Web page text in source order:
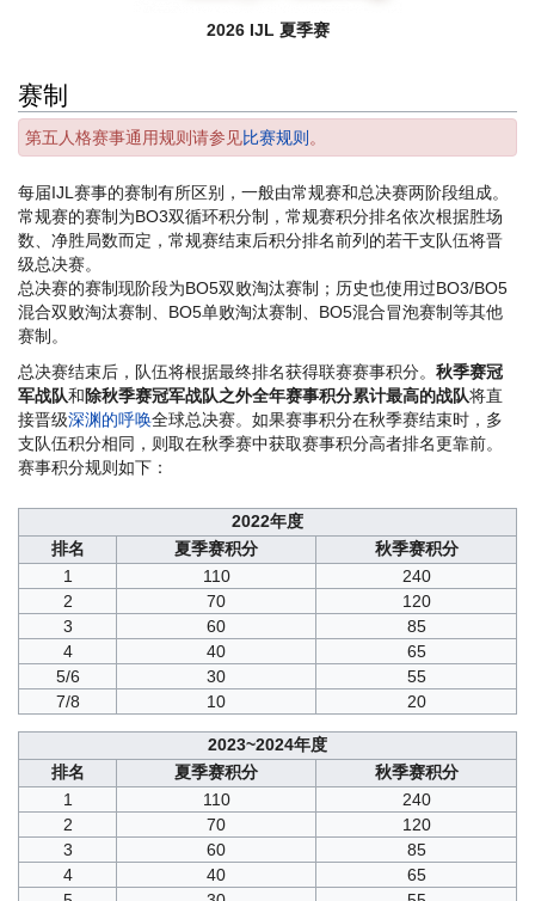
2026 IJL 夏季赛
赛制
第五人格赛事通用规则请参见比赛规则 。
每届IJL赛事的赛制有所区别，一般由常规赛和总决赛两阶段组成。
常规赛的赛制为BO3双循环积分制，常规赛积分排名依次根据胜场
数、净胜局数而定，常规赛结束后积分排名前列的若干支队伍将晋
级总决赛。
总决赛的赛制现阶段为BO5双败淘汰赛制；历史也使用过BO3/BO5
混合双败淘汰赛制、BO5单败淘汰赛制、BO5混合冒泡赛制等其他
赛制。
总决赛结束后，队伍将根据最终排名获得联赛赛事积分。 秋季赛冠
军战队和除秋季赛冠军战队之外全年赛事积分累计最高的战队将直
接晋级深渊的呼唤全球总决赛。如果赛事积分在秋季赛结束时，多
支队伍积分相同，则取在秋季赛中获取赛事积分高者排名更靠前。
赛事积分规则如下：
2022年度
排名
夏季赛积分
秋季赛积分
1
110
240
2
70
120
3
60
85
4
40
65
5/6
30
55
7/8
10 20
2023~2024年度
排名
夏季赛积分
秋季赛积分
1
110
240
2
70
120
3
60
85
4
40
65